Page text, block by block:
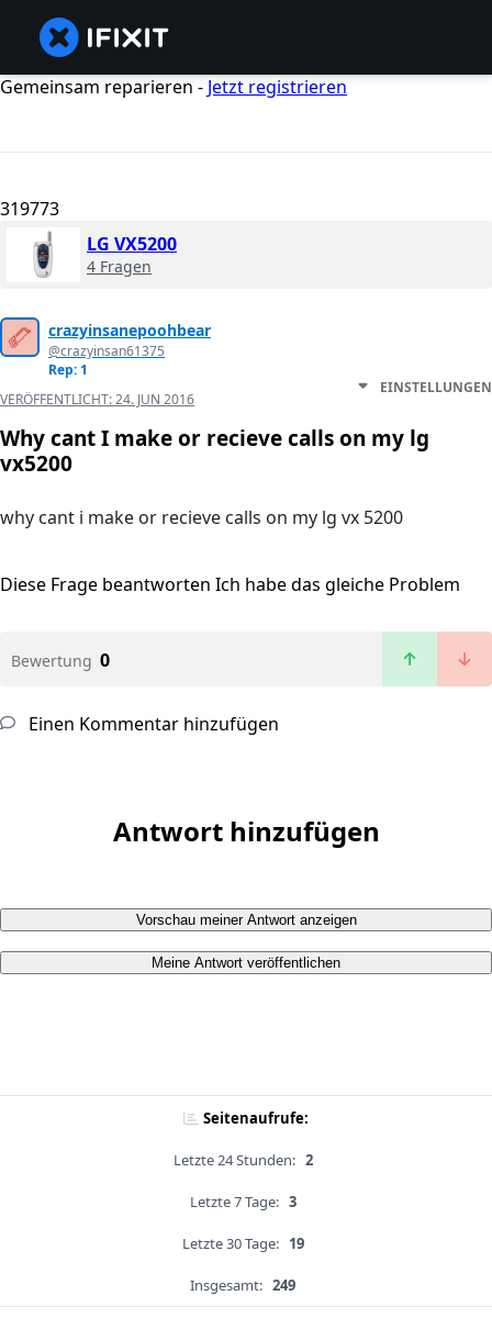
Gemeinsam reparieren - Jetzt registrieren
319773
LG VX5200
4 Fragen
crazyinsanepoohbear
@crazyinsan61375
Rep: 1
VERÖFFENTLICHT:24. JUN 2016
EINSTELLUNGEN
Why cant I make or recieve calls on my lg
vx5200
why cant i make or recieve calls on my lg vx 5200
Diese Frage beantworten Ich habe das gleiche Problem
Bewertung 0
Einen Kommentar hinzufügen
Antwort hinzufügen
Vorschau meiner Antwort anzeigen
Meine Antwort veröffentlichen
Seitenaufrufe:
Letzte 24 Stunden: 2
Letzte 7 Tage: 3
Letzte 30 Tage: 19
Insgesamt: 249